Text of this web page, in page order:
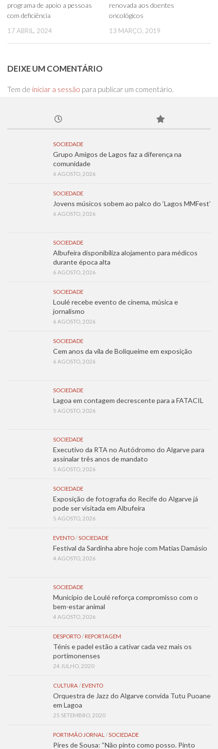
programa de apoio a pessoas
com deficiência
17 ABRIL, 2024
renovada aos doentes
oncológicos
13 MARÇO, 2019
DEIXE UM COMENTÁRIO
Tem de iniciar a sessão para publicar um comentário.
SOCIEDADE
Grupo Amigos de Lagos faz a diferença na
comunidade
6 AGOSTO, 2026
SOCIEDADE
Jovens músicos sobem ao palco do ‘Lagos MMFest’
6 AGOSTO, 2026
SOCIEDADE
Albufeira disponibiliza alojamento para médicos
durante época alta
6 AGOSTO, 2026
SOCIEDADE
Loulé recebe evento de cinema, música e
jornalismo
6 AGOSTO, 2026
SOCIEDADE
Cem anos da vila de Boliqueime em exposição
6 AGOSTO, 2026
SOCIEDADE
Lagoa em contagem decrescente para a FATACIL
5 AGOSTO, 2026
SOCIEDADE
Executivo da RTA no Autódromo do Algarve para
assinalar três anos de mandato
5 AGOSTO, 2026
SOCIEDADE
Exposição de fotografia do Recife do Algarve já
pode ser visitada em Albufeira
5 AGOSTO, 2026
EVENTO / SOCIEDADE
Festival da Sardinha abre hoje com Matias Damásio
4 AGOSTO, 2026
SOCIEDADE
Município de Loulé reforça compromisso com o
bem-estar animal
4 AGOSTO, 2026
DESPORTO / REPORTAGEM
Ténis e padel estão a cativar cada vez mais os
portimonenses
24 JULHO, 2020
CULTURA / EVENTO
Orquestra de Jazz do Algarve convida Tutu Puoane
em Lagoa
25 SETEMBRO, 2020
PORTIMÃO JORNAL / SOCIEDADE
Pires de Sousa: “Não pinto como posso. Pinto